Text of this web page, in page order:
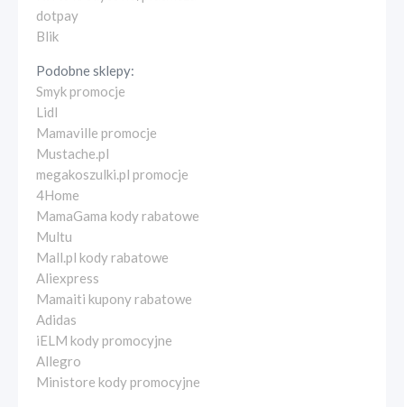
dotpay
Blik
Podobne sklepy:
Smyk promocje
Lidl
Mamaville promocje
Mustache.pl
megakoszulki.pl promocje
4Home
MamaGama kody rabatowe
Multu
Mall.pl kody rabatowe
Aliexpress
Mamaiti kupony rabatowe
Adidas
iELM kody promocyjne
Allegro
Ministore kody promocyjne